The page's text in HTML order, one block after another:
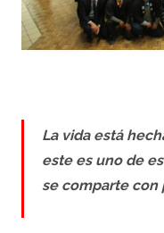
La vida está
este es uno de
se comparte con